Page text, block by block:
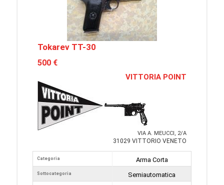
Tokarev TT-30
500 €
VITTORIA POINT
VIA A. MEUCCI, 2/A
31029 VITTORIO VENETO
Categoria
Sottocategoria
Arma Corta
Semiautomatica